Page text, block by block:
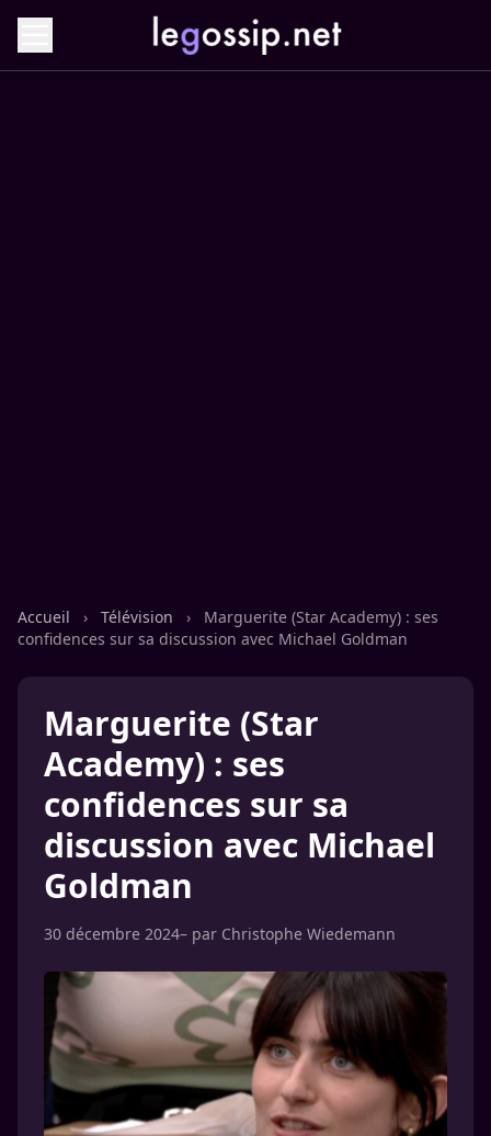
Accueil › Télévision ›
Marguerite (Star Academy) : ses
confidences sur sa discussion avec Michael Goldman
Marguerite (Star
Academy) : ses
confidences sur sa
discussion avec Michael
Goldman
30 décembre 2024– par Christophe Wiedemann